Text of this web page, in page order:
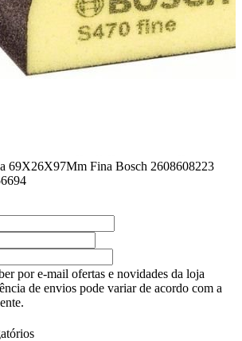
69X26X97Mm Fina Bosch 2608608223
por e-mail ofertas e novidades da loja
de envios pode variar de acordo com a